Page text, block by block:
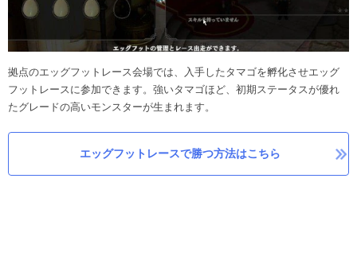
拠点のエッグフットレース会場では、入手したタマゴを孵化させエッグ
フットレースに参加できます。強いタマゴほど、初期ステータスが優れ
たグレードの高いモンスターが生まれます。
エッグフットレースで勝つ方法はこちら